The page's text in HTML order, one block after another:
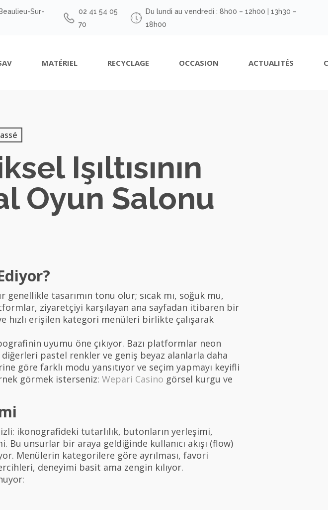
Sur-
02 41 54 05
70
Du lundi au vendredi : 8h00 – 12h00 | 13h30 –
18h00
MATÉRIEL RECYCLAGE OCCASION ACTUALITÉS
Işıltısının
Oyun Salonu
tasarımın tonu olur; sıcak mı, soğuk mu,
ziyaretçiyi karşılayan ana sayfadan itibaren bir
hızlı erişilen kategori menüleri birlikte çalışarak
uyumu öne çıkıyor. Bazı platformlar neon
pastel renkler ve geniş beyaz alanlarla daha
göre farklı modu yansıtıyor ve seçim yapmayı keyifli
görmek isterseniz: Wepari Casino görsel kurgu ve
ikonografideki tutarlılık, butonların yerleşimi,
unsurlar bir araya geldiğinde kullanıcı akışı (flow)
Menülerin kategorilere göre ayrılması, favori
deneyimi basit ama zengin kılıyor.